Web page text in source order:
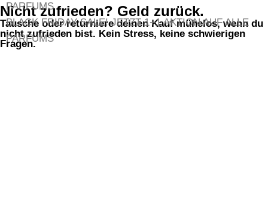
PARFUMS
BLACK FRIDAY SALE!JETZT 1+1 AKTION AUF ALLE
PARFUMS
Nicht zufrieden? Geld zurück.
Tausche oder returniere deinen Kauf mühelos, wenn du
nicht zufrieden bist. Kein Stress, keine schwierigen
Fragen.